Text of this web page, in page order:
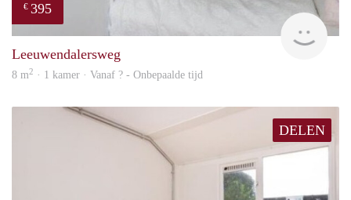
€ 395
Leeuwendalersweg
8 m2 · 1 kamer · Vanaf ? - Onbepaalde tijd
DELEN